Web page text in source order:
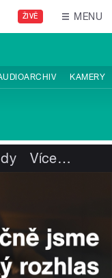
ŽIVĚ MENU
KAMERY
Více…